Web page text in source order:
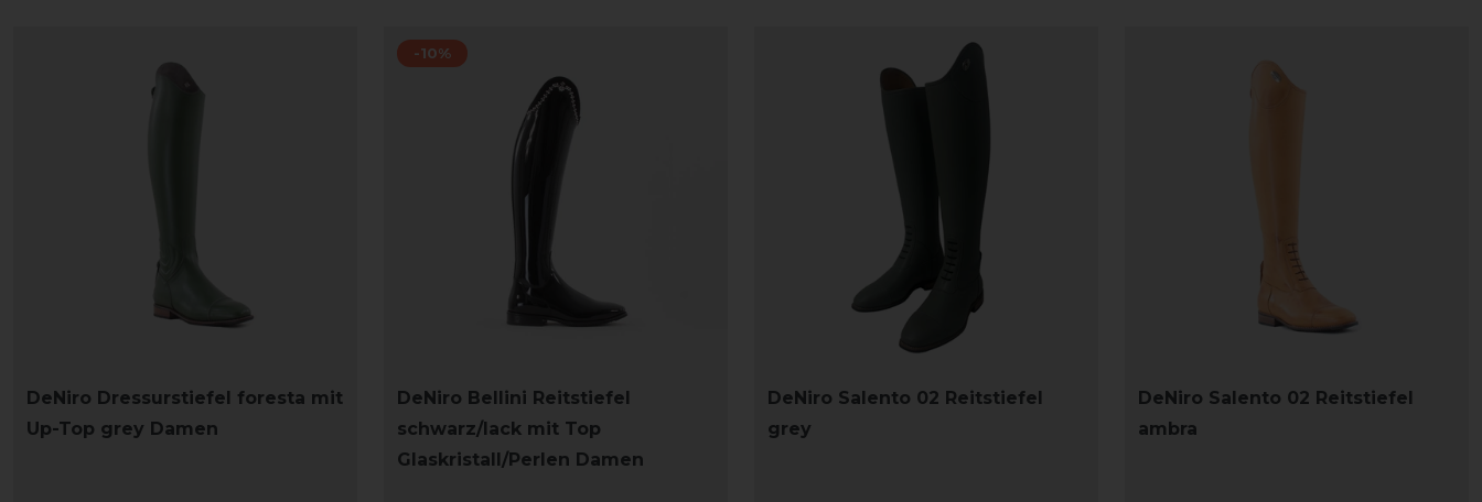
DeNiro Dressurstiefel foresta mit
Up-Top grey Damen
-10%
DeNiro Bellini Reitstiefel
schwarz/lack mit Top
Glaskristall/Perlen Damen
DeNiro Salento 02 Reitstiefel
grey
DeNiro Salento 02 Reitstiefel
ambra